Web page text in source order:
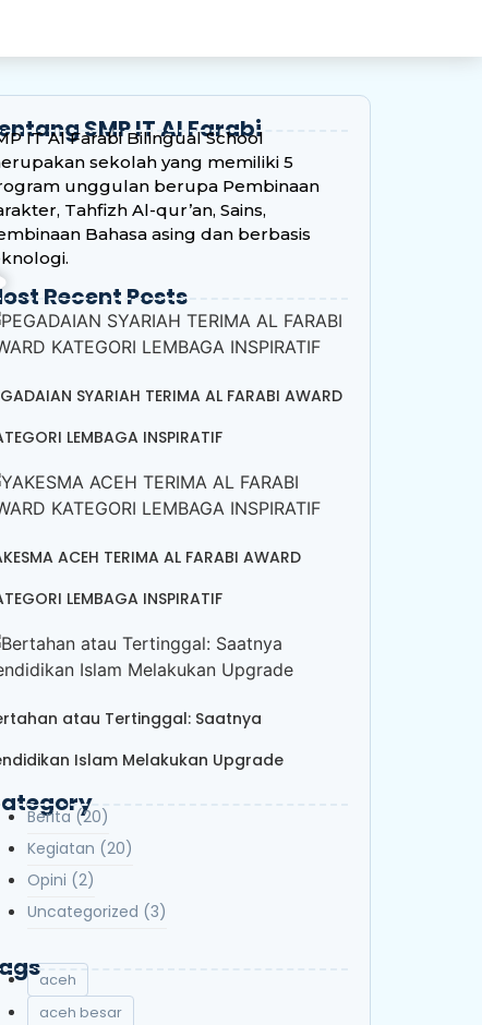
SMP IT Al Farabi
IT Al Farabi Bilingual School
sekolah yang memiliki 5
unggulan berupa Pembinaan
Tahfizh Al-qur’an, Sains,
Bahasa asing dan berbasis
Recent Posts
SYARIAH TERIMA AL FARABI AWARD
LEMBAGA INSPIRATIF
ACEH TERIMA AL FARABI AWARD
LEMBAGA INSPIRATIF
atau Tertinggal: Saatnya
Islam Melakukan Upgrade
Berita(20)
Kegiatan (20)
Opini (2)
Uncategorized (3)
aceh
aceh besar